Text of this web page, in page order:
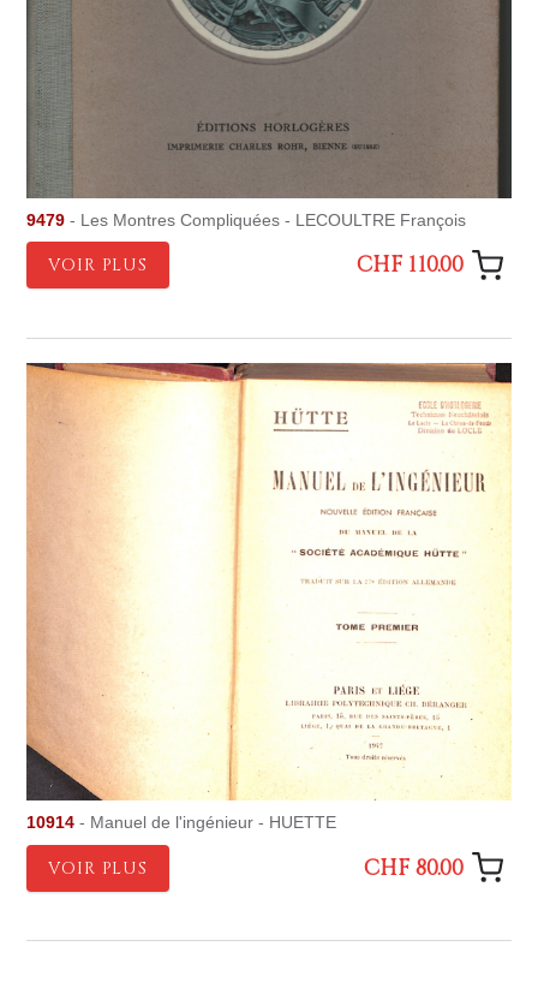
9479 - Les Montres Compliquées - LECOULTRE François
VOIR PLUS CHF 110.00
10914 - Manuel de l'ingénieur - HUETTE
VOIR PLUS CHF 80.00